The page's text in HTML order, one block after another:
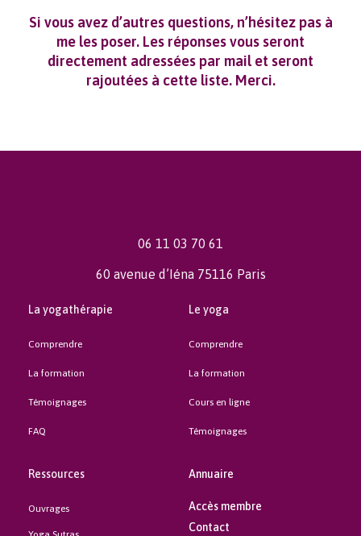
Si vous avez d’autres questions, n’hésitez pas à
me les poser. Les réponses vous seront
directement adressées par mail et seront
rajoutées à cette liste. Merci.
06 11 03 70 61
60 avenue d’Iéna 75116 Paris
La yogathérapie
Comprendre
La formation
Témoignages
FAQ
Le yoga
Comprendre
La formation
Cours en ligne
Témoignages
Ressources
Ouvrages
Annuaire
Accès membre
Contact